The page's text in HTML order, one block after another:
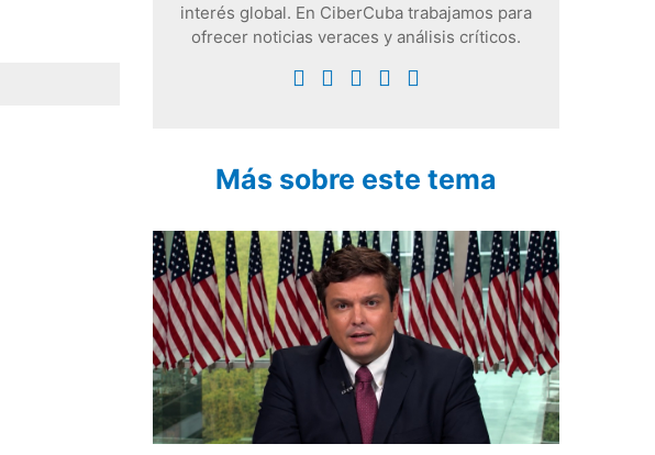
interés global. En CiberCuba trabajamos para
ofrecer noticias veraces y análisis críticos.
Más sobre este tema